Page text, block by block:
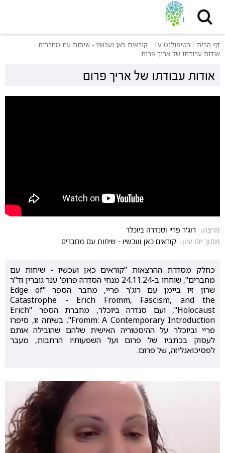
דף הבית בטיפולנט TV
קוראים כאן ועכשיו - שיחות עם מחברים
אודות עבודתו של אריך פרום
אודות עבודתו של אריך פרום
מרצה:
רוג'ר פריי וסנדרה ביוכלר
מתוך יום עיון: קוראים כאן ועכשיו - שיחות עם מחברים
כחלק מסדרת ההרצאות "קוראים כאן ועכשיו - שיחות עם
מחברים", שוחחו ב-24.11.24 מנחי הסדרה פרופ' ענר גוברין וד"ר
שרון זיו ביימן עם רוג'ר פריי, מחבר הספר "Edge of
Catastrophe - Erich Fromm, Fascism, and the
Holocaust", ועם סנדרה ביוכלר, מחברת הספר "Erich
Fromm: A Contemporary Introduction". בשיחה זו, סיפרו
פריי וביוכלר על ההיסטוריה האישית שלהם שהובילה אותם
לעסוק בכתביו של פרום ועל השפעותיו הרחבות, מעבר
לפסיכואנליזה, של פרום.